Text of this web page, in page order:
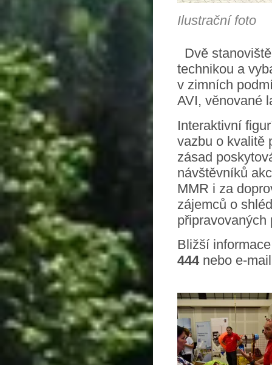
Ilustrační foto
Dvě
technikou a
v zimních
AVI, věnované
Interaktivní
vazbu o kvalitě
zásad
návštěvníků
MMR i za
zájemců o
připravovaných
Bližší informace
444 nebo e-mail